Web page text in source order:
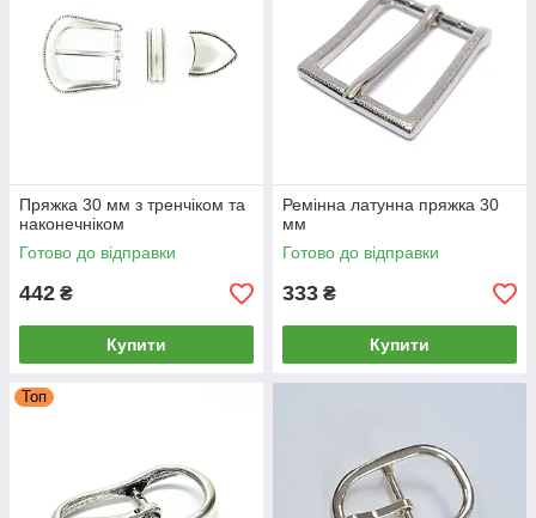
Пряжка 30 мм з тренчіком та
наконечніком
Готово до відправки
442 ₴
Купити
Ремінна латунна пряжка 30
мм
Готово до відправки
333 ₴
Купити
Топ